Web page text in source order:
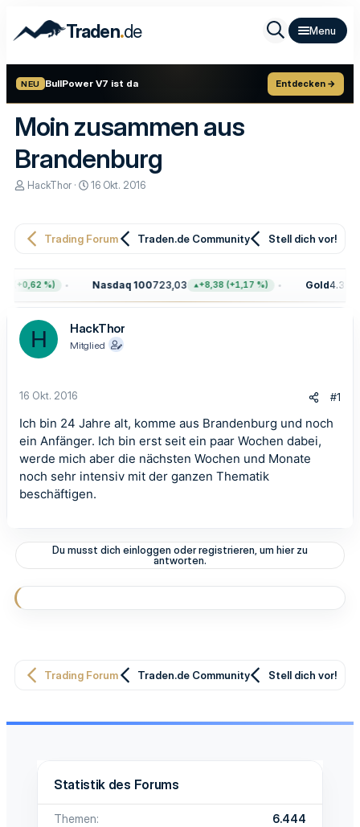
Traden.de
NEU BullPower V7 ist da Entdecken →
Moin zusammen aus
Brandenburg
E
e
r
HackThor
E
e
a
m
16 Okt. 2016
Trading Forum Traden.de Community Stell dich vor!
(+0,62 %) Nasdaq 100723,03 +8,38 (+1,17 %) Gold
H HackThor
Mitglied
16 Okt. 2016 #1
Ich bin 24 Jahre alt, komme aus Brandenburg und noch
ein Anfänger. Ich bin erst seit ein paar Wochen dabei,
werde mich aber die nächsten Wochen und Monate
noch sehr intensiv mit der ganzen Thematik
beschäftigen.
Du musst dich einloggen oder registrieren, um hier zu
antworten.
Trading Forum Traden.de Community Stell dich vor!
Statistik des Forums
Themen
6.444